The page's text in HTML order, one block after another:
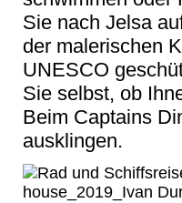
Sie nach Jelsa
der malerischen
UNESCO
Sie selbst, ob
Beim Captains
ausklingen.
house_2019_Ivan